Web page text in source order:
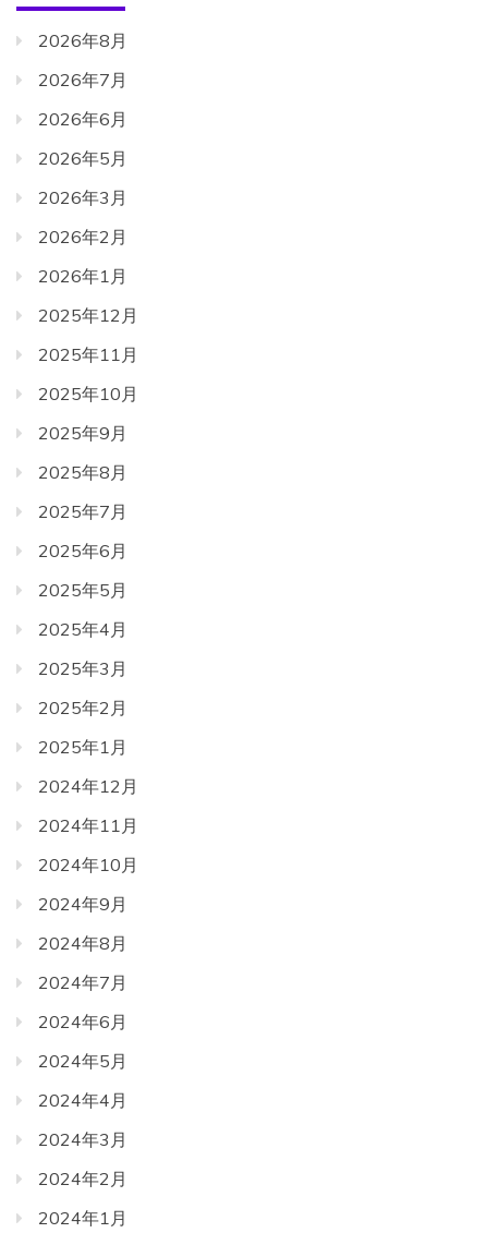
2026年8月
2026年7月
2026年6月
2026年5月
2026年3月
2026年2月
2026年1月
2025年12月
2025年11月
2025年10月
2025年9月
2025年8月
2025年7月
2025年6月
2025年5月
2025年4月
2025年3月
2025年2月
2025年1月
2024年12月
2024年11月
2024年10月
2024年9月
2024年8月
2024年7月
2024年6月
2024年5月
2024年4月
2024年3月
2024年2月
2024年1月